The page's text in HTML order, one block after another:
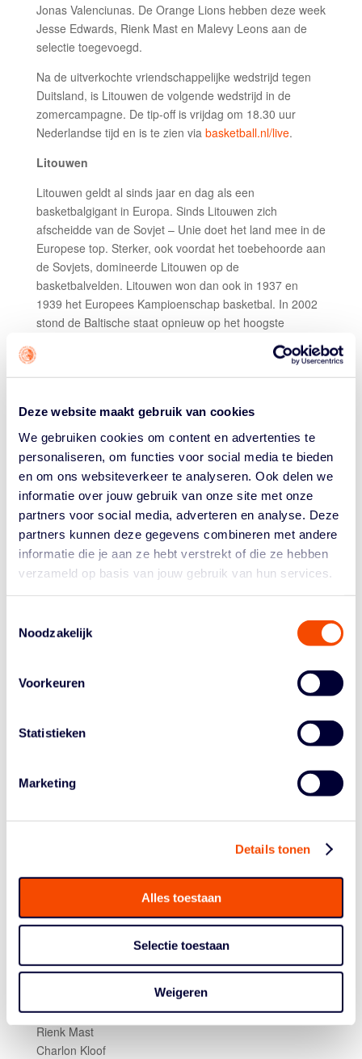
Deze website maakt gebruik van cookies
We gebruiken cookies om content en advertenties te
personaliseren, om functies voor social media te bieden
en om ons websiteverkeer te analyseren. Ook delen we
informatie over jouw gebruik van onze site met onze
partners voor social media, adverteren en analyse. Deze
partners kunnen deze gegevens combineren met andere
informatie die je aan ze hebt verstrekt of die ze hebben
verzameld op basis van jouw gebruik van hun services.
Noodzakelijk
Voorkeuren
Statistieken
Marketing
Details tonen
Alles toestaan
Selectie toestaan
Weigeren
Jonas Valenciunas. De Orange Lions hebben deze week
Jesse Edwards, Rienk Mast en Malevy Leons aan de
selectie toegevoegd.
Na de uitverkochte vriendschappelijke wedstrijd tegen
Duitsland, is Litouwen de volgende wedstrijd in de
zomercampagne. De tip-off is vrijdag om 18.30 uur
Nederlandse tijd en is te zien via basketball.nl/live.
Litouwen
Litouwen geldt al sinds jaar en dag als een
basketbalgigant in Europa. Sinds Litouwen zich
afscheidde van de Sovjet – Unie doet het land mee in de
Europese top. Sterker, ook voordat het toebehoorde aan
de Sovjets, domineerde Litouwen op de
basketbalvelden. Litouwen won dan ook in 1937 en
1939 het Europees Kampioenschap basketbal. In 2002
stond de Baltische staat opnieuw op het hoogste
podium. Ook won het in het jaar 2000 de bronze plak op
de Olympische Spelen van Sydney.
Arvydas Sabonis, Domantas Sobonis (Sacramento
van de Orange Lions. In combinatie met New Orleans
Pelicans-center Jonas Valenciunas heeft de ploeg een
front courtom jaloers op te zijn.
Selectie Nederland
Binnen de selectiegroep van Nederland zijn aan aantal
wijzigingen aangebracht. Zo staan Kai Edwards, Luuk
van Bree, Boy van Vliet, Dylan van Eyck en Quinten Post
nu op de reservelijst.Van Eyck en Post zijn ook al
voorbereiding op het seizoen te beginnen.
weer aan zodra de ploeg terug is op Nederlandse
Toegevoegd aan de selectie zijn Rienk Mast, Malevy
Leons en Jesse Edwards. Zij maken de lijst van dertien
Marijn Ververs
Roeland Schaftenaar
Olaf Schaftenaar
Jito Kok
Rienk Mast
Charlon Kloof